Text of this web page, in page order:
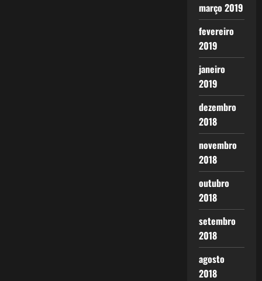
março 2019
fevereiro
2019
janeiro
2019
dezembro
2018
novembro
2018
outubro
2018
setembro
2018
agosto
2018